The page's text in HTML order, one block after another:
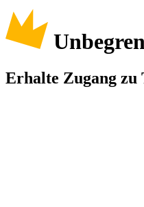
Erhalte Zugang zu